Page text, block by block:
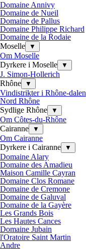
Domaine Annivy
Domaine de Nueil
Domaine de Pallus
Domaine Philippe Richard
Domaine de la Rodaie
Moselle
▼
Om Moselle
Dyrkere i Moselle
▼
J. Simon-Hollerich
Rhône
▼
Vindistrikter i Rhône-dalen
Nord Rhône
Sydlige Rhône
▼
Om Côtes-du-Rhône
Cairanne
▼
Om Cairanne
Dyrkere i Cairanne
▼
Domaine Alary
Domaine des Amadieu
Maison Camille Cayran
Domaine Clos Romane
Domaine de Cremone
Domaine de Galuval
Domaine de la Gayère
Les Grands Bois
Les Hautes Cances
Domaine Jubain
l'Oratoire Saint Martin
Andre